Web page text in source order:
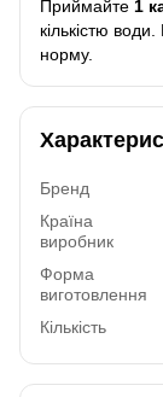
Приймайте 1
кількістю
норму.
Бренд
Країна
виробник
Форма
виготовлення
Кількість